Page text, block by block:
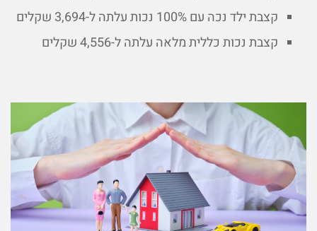
קצבת ילד נכה עם 100% נכות עלתה ל-3,694 שקלים
קצבת נכות כללית מלאה עלתה ל-4,556 שקלים